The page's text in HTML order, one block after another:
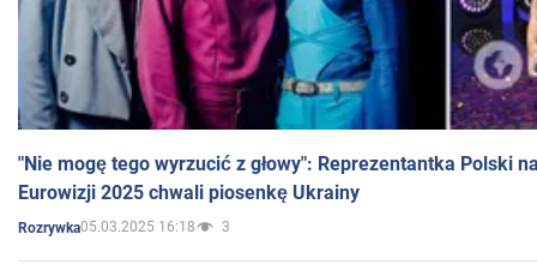
"Nie mogę tego wyrzucić z głowy": Reprezentantka Polski
Eurowizji 2025 chwali piosenkę Ukrainy
Rozrywka05.03.2025 16:18 3